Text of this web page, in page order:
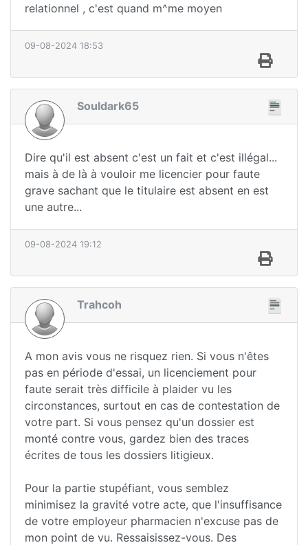
relationnel , c'est quand m^me moyen
09-08-2024 18:53
Souldark65
Dire qu'il est absent c'est un fait et c'est illégal...
mais à de là à vouloir me licencier pour faute
grave sachant que le titulaire est absent en est
une autre...
09-08-2024 19:12
Trahcoh
A mon avis vous ne risquez rien. Si vous n'êtes
pas en période d'essai, un licenciement pour
faute serait très difficile à plaider vu les
circonstances, surtout en cas de contestation de
votre part. Si vous pensez qu'un dossier est
monté contre vous, gardez bien des traces
écrites de tous les dossiers litigieux.
Pour la partie stupéfiant, vous semblez
minimisez la gravité votre acte, que l'insuffisance
de votre employeur pharmacien n'excuse pas de
mon point de vu. Ressaisissez-vous. Des